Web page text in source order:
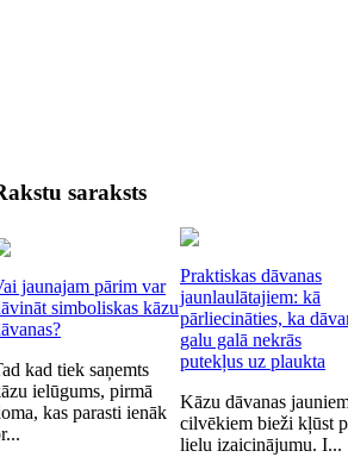
saraksts
jaunajam pārim var
simboliskas kāzu
kad tiek saņemts
ielūgums, pirmā
kas parasti ienāk
Praktiskas dāvanas
jaunlaulātajiem: kā
pārliecināties, ka
galu galā nekrās
putekļus uz plaukta
Kāzu dāvanas
cilvēkiem bieži kļūst
lielu izaicinājumu. I...